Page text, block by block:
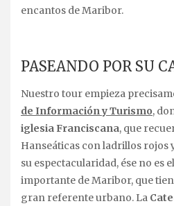
encantos de Maribor.
PASEANDO POR SU
Nuestro tour empieza
de Información y Turismo,
iglesia Franciscana, que
Hanseáticas con ladrillos rojos
su espectacularidad, ése no es
importante de Maribor, que
gran referente urbano. La